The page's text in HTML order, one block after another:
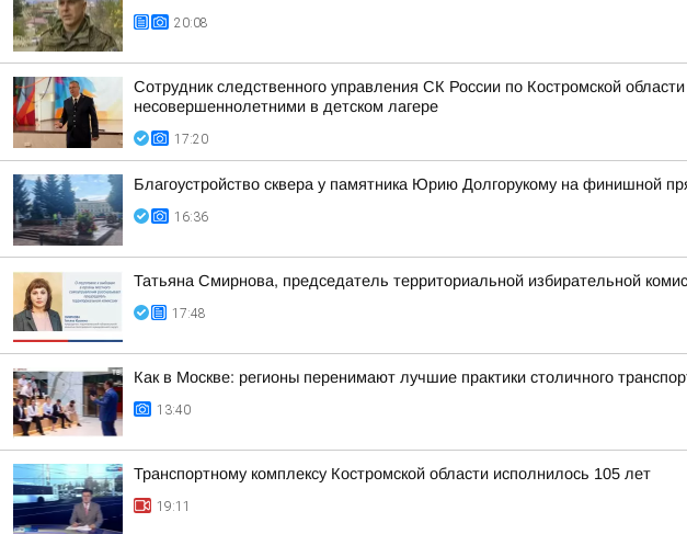
20:08
Сотрудник следственного управления СК России по Костромской
несовершеннолетними в детском лагере
17:20
Благоустройство сквера у памятника Юрию Долгорукому на финишной
16:36
Татьяна Смирнова, председатель территориальной избирательной
17:48
Как в Москве: регионы перенимают лучшие практики столичного
13:40
Транспортному комплексу Костромской области исполнилось 105 лет
19:11